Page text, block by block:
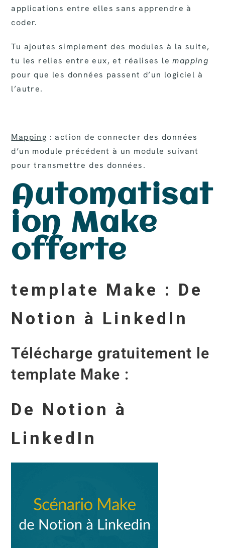
applications entre elles sans apprendre à
coder.
Tu ajoutes simplement des modules à la suite,
tu les relies entre eux, et réalises lemapping
pour que les données passent d’un logiciel à
l’autre.
Mapping : action de connecter des données
d’un module précédent à un module suivant
pour transmettre des données.
Automatisat
ion Make
offerte
template Make : De
Notion à LinkedIn
Télécharge gratuitement le
template Make :
De Notion à
LinkedIn